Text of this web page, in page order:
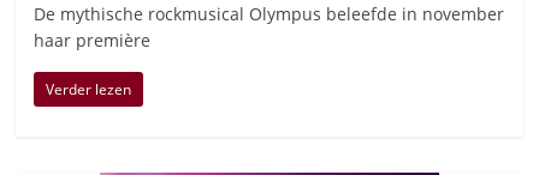
De mythische rockmusical Olympus beleefde in november
haar première
Verder lezen